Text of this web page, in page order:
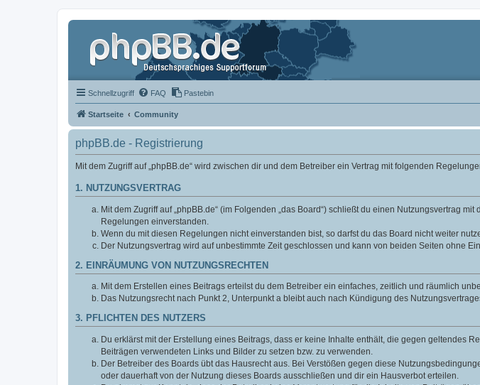
Schnellzugriff FAQ Pastebin
Startseite Community
phpBB.de - Registrierung
Mit dem Zugriff auf „phpBB.de“ wird zwischen dir und dem Betreiber ein Vertrag mit folgenden
1. NUTZUNGSVERTRAG
Mit dem Zugriff auf „phpBB.de“ (im Folgenden „das Board“) schließt du einen Nutzungsvertrag
Regelungen einverstanden.
Wenn du mit diesen Regelungen nicht einverstanden bist, so darfst du das Board nicht weiter
Der Nutzungsvertrag wird auf unbestimmte Zeit geschlossen und kann von beiden Seiten ohne
2. EINRÄUMUNG VON NUTZUNGSRECHTEN
Mit dem Erstellen eines Beitrags erteilst du dem Betreiber ein einfaches, zeitlich und räumlich
Das Nutzungsrecht nach Punkt 2, Unterpunkt a bleibt auch nach Kündigung des
3. PFLICHTEN DES NUTZERS
Du erklärst mit der Erstellung eines Beitrags, dass er keine Inhalte enthält, die gegen geltendes
Beiträgen verwendeten Links und Bilder zu setzen bzw. zu verwenden.
Der Betreiber des Boards übt das Hausrecht aus. Bei Verstößen gegen diese
oder dauerhaft von der Nutzung dieses Boards ausschließen und dir ein Hausverbot erteilen.